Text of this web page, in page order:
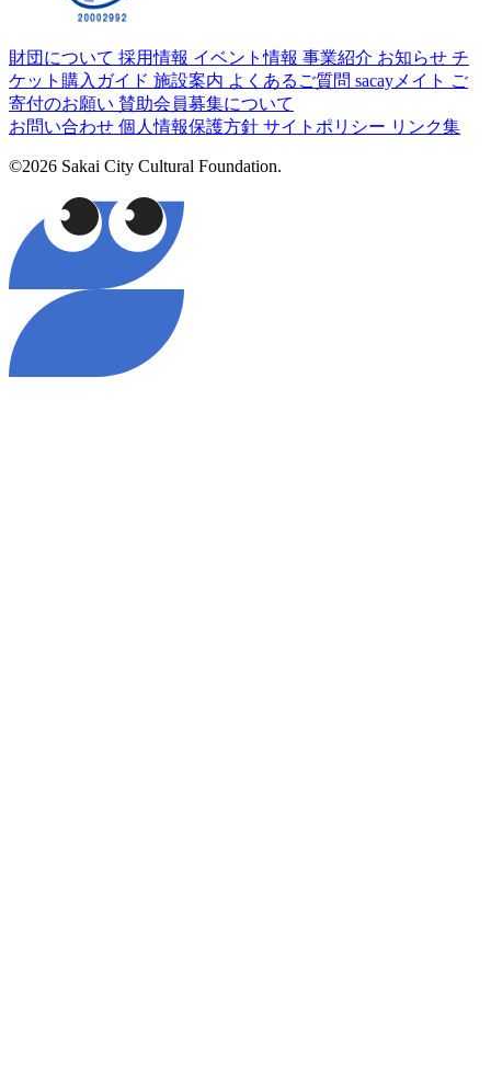
財団について 採用情報 イベント情報 事業紹介 お知らせ チ
ケット購入ガイド 施設案内 よくあるご質問 sacayメイト ご
寄付のお願い 賛助会員募集について
お問い合わせ 個人情報保護方針 サイトポリシー リンク集
©2026 Sakai City Cultural Foundation.